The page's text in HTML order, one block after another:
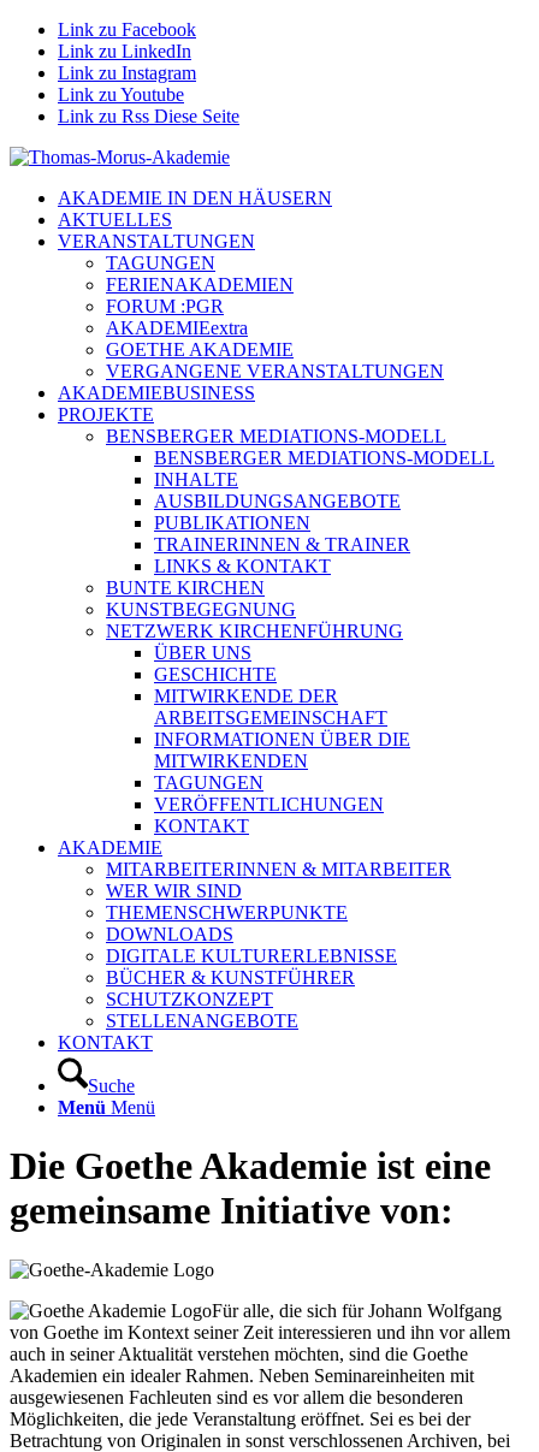
Link zu Facebook
Link zu LinkedIn
Link zu Instagram
Link zu Youtube
Link zu Rss Diese Seite
AKADEMIE IN DEN HÄUSERN
AKTUELLES
VERANSTALTUNGEN
TAGUNGEN
FERIENAKADEMIEN
FORUM :PGR
AKADEMIEextra
GOETHE AKADEMIE
VERGANGENE VERANSTALTUNGEN
AKADEMIEBUSINESS
PROJEKTE
BENSBERGER MEDIATIONS-MODELL
BENSBERGER MEDIATIONS-MODELL
INHALTE
AUSBILDUNGSANGEBOTE
PUBLIKATIONEN
TRAINERINNEN & TRAINER
LINKS & KONTAKT
BUNTE KIRCHEN
KUNSTBEGEGNUNG
NETZWERK KIRCHENFÜHRUNG
ÜBER UNS
GESCHICHTE
MITWIRKENDE DER
ARBEITSGEMEINSCHAFT
INFORMATIONEN ÜBER DIE
MITWIRKENDEN
TAGUNGEN
VERÖFFENTLICHUNGEN
KONTAKT
AKADEMIE
MITARBEITERINNEN & MITARBEITER
WER WIR SIND
THEMENSCHWERPUNKTE
DOWNLOADS
DIGITALE KULTURERLEBNISSE
BÜCHER & KUNSTFÜHRER
SCHUTZKONZEPT
STELLENANGEBOTE
KONTAKT
Suche
Menü Menü
Die Goethe Akademie ist eine
gemeinsame Initiative von:
Für alle, die sich für Johann Wolfgang
von Goethe im Kontext seiner Zeit interessieren und ihn vor allem
auch in seiner Aktualität verstehen möchten, sind die Goethe
Akademien ein idealer Rahmen. Neben Seminareinheiten mit
ausgewiesenen Fachleuten sind es vor allem die besonderen
Möglichkeiten, die jede Veranstaltung eröffnet. Sei es bei der
Betrachtung von Originalen in sonst verschlossenen Archiven, bei